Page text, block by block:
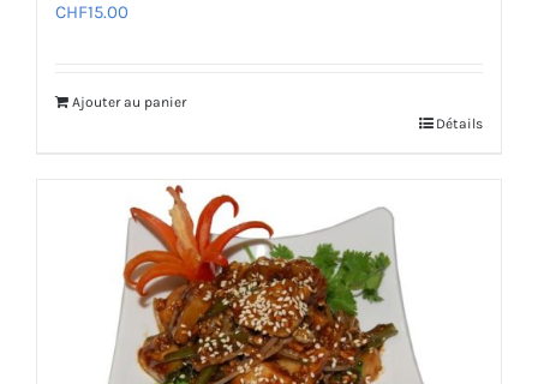
CHF15.00
Ajouter au panier
Détails